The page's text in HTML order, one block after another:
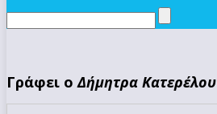
Γράφει οΔήμητρα Κατερέλου